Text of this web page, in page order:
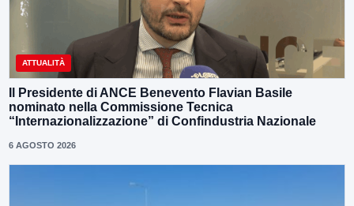
ATTUALITÀ
Il Presidente di ANCE Benevento Flavian Basile
nominato nella Commissione Tecnica
“Internazionalizzazione” di Confindustria Nazionale
6 AGOSTO 2026